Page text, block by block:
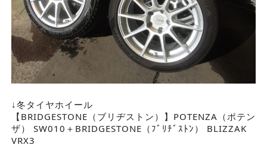
↓冬タイヤホイール
【BRIDGESTONE（ブリヂストン）】POTENZA（ポテン
ザ） SW010＋BRIDGESTONE（ﾌﾞﾘﾁﾞｽﾄﾝ） BLIZZAK
VRX3